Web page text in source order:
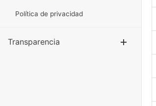
Política de privacidad
Transparencia